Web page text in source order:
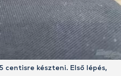
centisre készteni. Első lépés,